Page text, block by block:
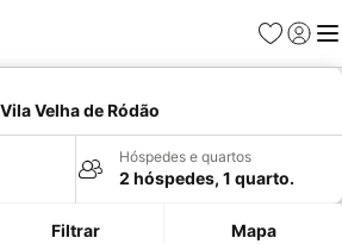
Favoritos
Iniciar
Velha de Ródão
Hóspedes e quartos
2 hóspedes, 1 quarto.
Filtrar Mapa